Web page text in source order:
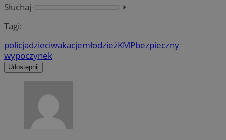
Słuchaj
⏵︎
Tagi:
policjadzieciwakacjemłodzieżKMPbezpieczny
wypoczynek
Udostępnij